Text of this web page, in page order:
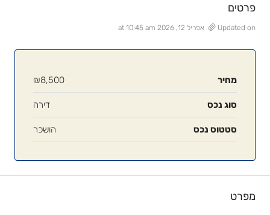
פרטים
Updated on אפריל 12, 2026 at 10:45 am
מחיר ₪8,500
סוג נכס דירה
סטטוס נכס הושכר
מפרט